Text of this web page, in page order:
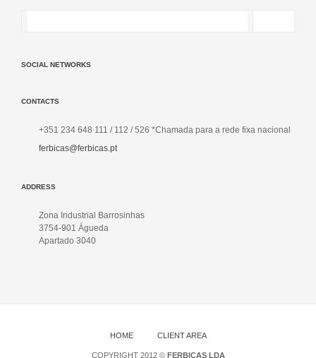
SOCIAL NETWORKS
CONTACTS
+351 234 648 111 / 112 / 526 *Chamada para a rede fixa nacional
ferbicas@ferbicas.pt
ADDRESS
Zona Industrial Barrosinhas
3754-901 Águeda
Apartado 3040
HOME CLIENT AREA
COPYRIGHT 2012 © FERBICAS LDA